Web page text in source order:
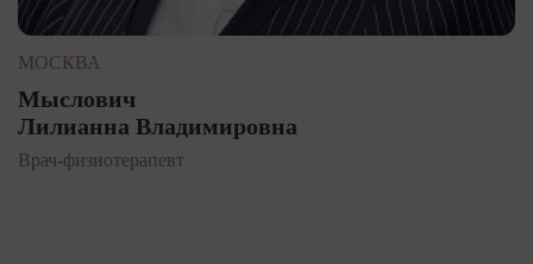
МОСКВА
Мыслович
Лилианна Владимировна
Врач-физиотерапевт